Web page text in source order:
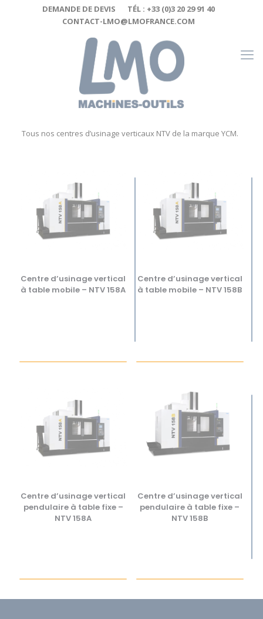
DEMANDE DE DEVIS
TÉL : +33 (0)3 20 29 91 40
CONTACT-LMO@LMOFRANCE.COM
Tous nos centres d’usinage verticaux NTV de la marque YCM.
Centre d’usinage vertical
à table mobile – NTV 158A
Centre d’usinage vertical
à table mobile – NTV 158B
Centre d’usinage vertical
pendulaire à table fixe –
NTV 158A
Centre d’usinage vertical
pendulaire à table fixe –
NTV 158B
Cookies management panel